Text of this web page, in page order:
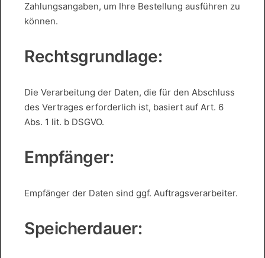
Zahlungsangaben, um Ihre Bestellung ausführen zu
können.
Rechtsgrundlage:
Die Verarbeitung der Daten, die für den Abschluss
des Vertrages erforderlich ist, basiert auf Art. 6
Abs. 1 lit. b DSGVO.
Empfänger:
Empfänger der Daten sind ggf. Auftragsverarbeiter.
Speicherdauer: